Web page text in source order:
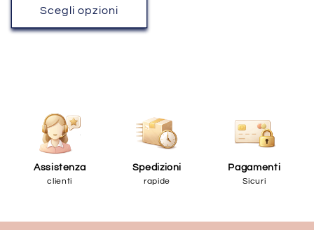
listinoScegli opzioni
Assistenza
clienti
Spedizioni
rapide
Pagamenti
Sicuri